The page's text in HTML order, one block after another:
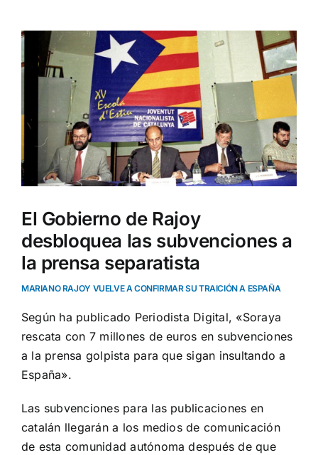
Ver
imagen
más
El Gobierno de Rajoy
desbloquea las subvenciones a
la prensa separatista
MARIANO RAJOY VUELVE A CONFIRMAR SU TRAICIÓN A ESPAÑA
Según ha publicado Periodista Digital, «Soraya
rescata con 7 millones de euros en subvenciones
a la prensa golpista para que sigan insultando a
España».
Las subvenciones para las publicaciones en
catalán llegarán a los medios de comunicación
de esta comunidad autónoma después de que